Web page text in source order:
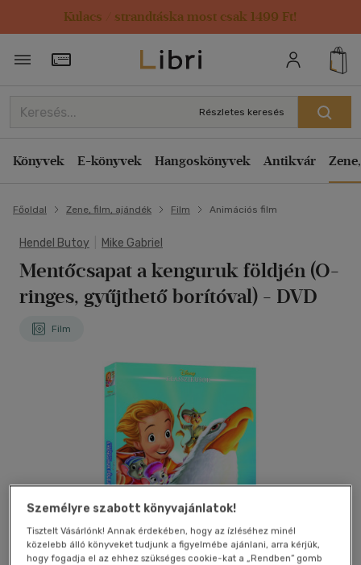
Kulacs / strandtáska most csak 1499 Ft!
Törzsvásárlói Kártya adatai
Részletes keresés
Könyvek E-könyvek Hangoskönyvek Antikvár
Főoldal Zene, film, ajándék Film Animációs film
Hendel Butoy Mike Gabriel
Mentőcsapat a kenguruk földjén (O-
ringes, gyűjthető borítóval) - DVD
Film
Személyre szabott könyvajánlatok!
Tisztelt Vásárlónk! Annak érdekében, hogy az ízléséhez minél
közelebb álló könyveket tudjunk a figyelmébe ajánlani, arra kérjük,
hogy fogadja el az ehhez szükséges cookie-kat a „Rendben” gomb